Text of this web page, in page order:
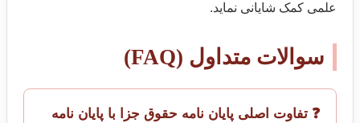
علمی کمک شایانی نماید.
سوالات متداول (FAQ)
❓ تفاوت اصلی پایان نامه حقوق جزا با پایان نامه